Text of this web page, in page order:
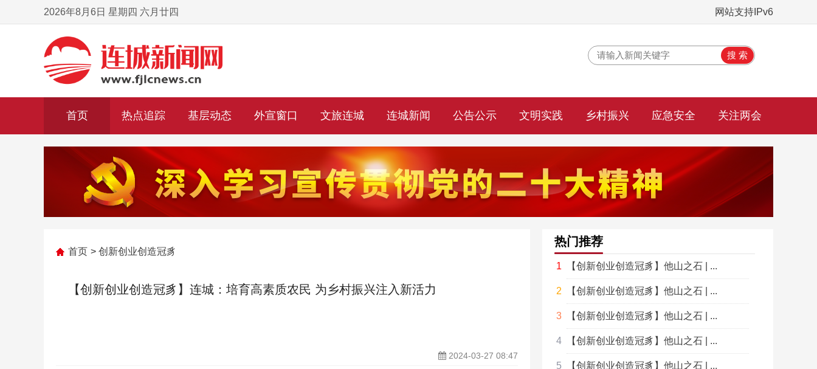
网站支持IPv6
2026年8月6日 星期四 六月廿四
首页 热点追踪 基层动态 外宣窗口 文旅连城 连城新闻 公告公示 文明实践 乡村振兴 应急安全 关注两会
首页 > 创新创业创造冠豸
【创新创业创造冠豸】连城：培育高素质农民 为乡村振兴注入新活力
2024-03-27 08:47
热门推荐
【创新创业创造冠豸】他山之石 | ...
【创新创业创造冠豸】他山之石 | ...
【创新创业创造冠豸】他山之石 | ...
【创新创业创造冠豸】他山之石 | ...
【创新创业创造冠豸】他山之石 | ...